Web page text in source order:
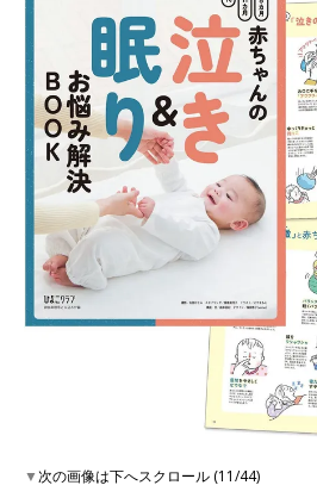
▼次の画像は下へスクロール (11/44)